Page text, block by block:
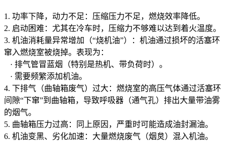
1. 功率下降，动力不足：压缩压力不足，燃烧效率降低。
2. 启动困难：尤其在冷车时，压缩力不够难以达到着火温度。
3. 机油消耗量异常增加（“烧机油”）：机油通过损坏的活塞环
窜入燃烧室被烧掉。表现为：
· 排气管冒蓝烟（特别是热机、带负荷时）。
· 需要频繁添加机油。
4. 下排气（曲轴箱废气）过大：燃烧室的高压气体通过活塞环
间隙“下窜”到曲轴箱，导致呼吸器（通气孔）排出大量带油雾
的烟气。
5. 曲轴箱压力过高：同上原因，严重时可能造成油封漏油。
6. 机油变黑、劣化加速：大量燃烧废气（烟炱）混入机油。